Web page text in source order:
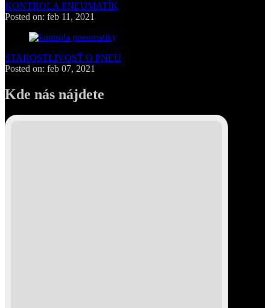
KONTROLA PNEUMATÍK
Posted on: feb 11, 2021
STAROSTLIVOSŤ O PNEU
Posted on: feb 07, 2021
Kde nás nájdete